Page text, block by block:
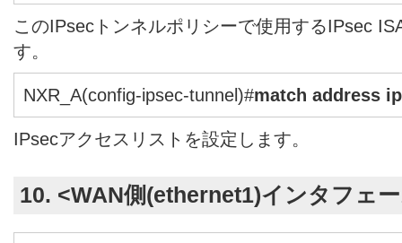
このIPsecトンネルポリシーで使用するIPsec
す。
NXR_A(config-ipsec-tunnel)#match address
IPsecアクセスリストを設定します。
10. <WAN側(ethernet1)インタフェ